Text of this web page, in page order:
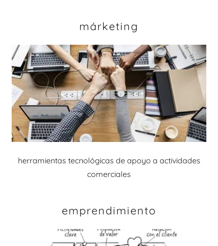
márketing
herramientas tecnológicas de apoyo a actividades
comerciales
emprendimiento